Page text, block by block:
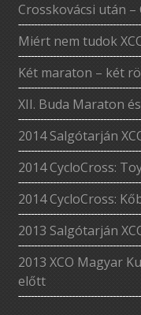
Crosskovácsi után
Miért nem tudok
Két maraton – két
XII. Buda Maraton
2014 Salgótarján
2014 CycloCross:
2014 CycloCross:
2013 Salgótarján
2013 XCO Magyar
előtt